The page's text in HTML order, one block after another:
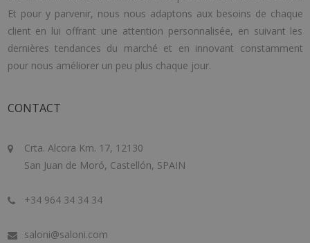
Et pour y parvenir, nous nous adaptons aux besoins de chaque
client en lui offrant une attention personnalisée, en suivant les
dernières tendances du marché et en innovant constamment
pour nous améliorer un peu plus chaque jour.
CONTACT
Crta. Alcora Km. 17, 12130
San Juan de Moró, Castellón, SPAIN
+34 964 34 34 34
saloni@saloni.com